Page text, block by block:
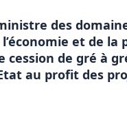
des
et de la
cession de gré à
au profit des